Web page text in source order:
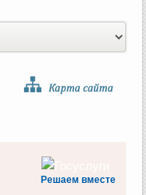
Решаем вместе